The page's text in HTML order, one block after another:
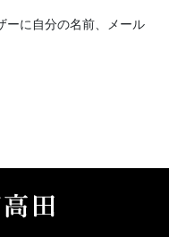
ーに自分の名前、メール